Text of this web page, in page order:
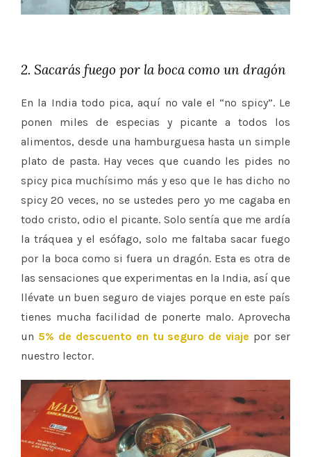
2. Sacarás fuego por la boca como un dragón
En la India todo pica, aquí no vale el “no spicy”. Le
ponen miles de especias y picante a todos los
alimentos, desde una hamburguesa hasta un simple
plato de pasta. Hay veces que cuando les pides no
spicy pica muchísimo más y eso que le has dicho no
spicy 20 veces, no se ustedes pero yo me cagaba en
todo cristo, odio el picante. Solo sentía que me ardía
la tráquea y el esófago, solo me faltaba sacar fuego
por la boca como si fuera un dragón. Esta es otra de
las sensaciones que experimentas en la India, así que
llévate un buen seguro de viajes porque en este país
tienes mucha facilidad de ponerte malo. Aprovecha
un 5% de descuento en tu seguro de viaje por ser
nuestro lector.